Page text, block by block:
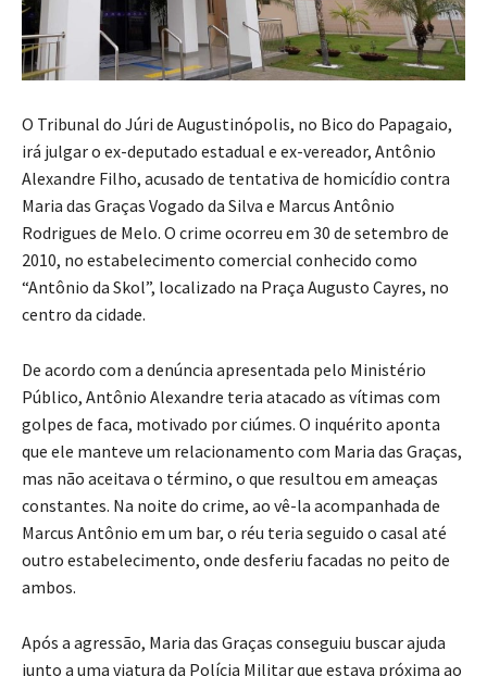
O Tribunal do Júri de Augustinópolis, no Bico do Papagaio,
irá julgar o ex-deputado estadual e ex-vereador, Antônio
Alexandre Filho, acusado de tentativa de homicídio contra
Maria das Graças Vogado da Silva e Marcus Antônio
Rodrigues de Melo. O crime ocorreu em 30 de setembro de
2010, no estabelecimento comercial conhecido como
“Antônio da Skol”, localizado na Praça Augusto Cayres, no
centro da cidade.
De acordo com a denúncia apresentada pelo Ministério
Público, Antônio Alexandre teria atacado as vítimas com
golpes de faca, motivado por ciúmes. O inquérito aponta
que ele manteve um relacionamento com Maria das Graças,
mas não aceitava o término, o que resultou em ameaças
constantes. Na noite do crime, ao vê-la acompanhada de
Marcus Antônio em um bar, o réu teria seguido o casal até
outro estabelecimento, onde desferiu facadas no peito de
ambos.
Após a agressão, Maria das Graças conseguiu buscar ajuda
junto a uma viatura da Polícia Militar que estava próxima ao